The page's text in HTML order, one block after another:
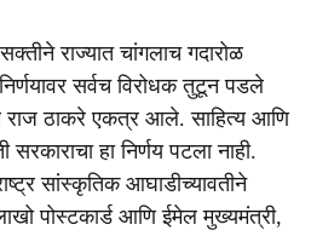
सक्तीने राज्यात चांगलाच गदारोळ
सर्वच विरोधक तुटून पडले
राज ठाकरे एकत्र आले. साहित्य आणि
सरकाराचा हा निर्णय पटला नाही.
सांस्कृतिक आघाडीच्यावतीने
लाखो पोस्टकार्ड आणि ईमेल मुख्यमंत्री,